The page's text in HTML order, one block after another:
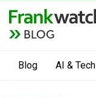
BLOG
Blog AI & Tech